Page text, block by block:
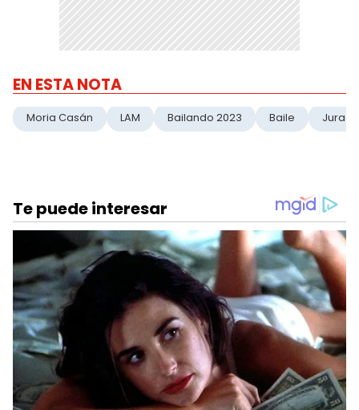
EN ESTA NOTA
Moria Casán LAM Bailando 2023 Baile Jurado